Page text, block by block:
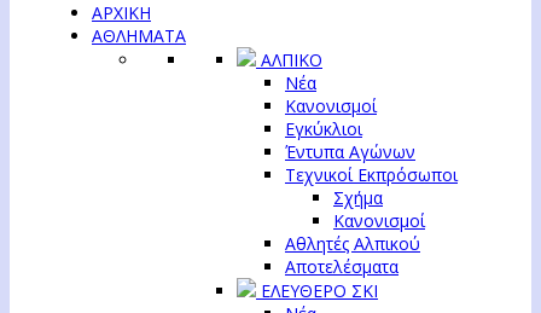
ΑΡΧΙΚΗ
ΑΘΛΗΜΑΤΑ
ΑΛΠΙΚΟ
Νέα
Κανονισμοί
Εγκύκλιοι
Έντυπα Αγώνων
Τεχνικοί Εκπρόσωποι
Σχήμα
Κανονισμοί
Αθλητές Αλπικού
Αποτελέσματα
ΕΛΕΥΘΕΡΟ ΣΚΙ